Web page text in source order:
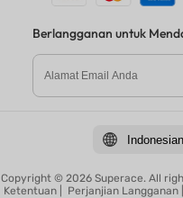
Berlangganan untuk
Copyright © 2026 Superace. All
Ketentuan| Perjanjian Langganan|